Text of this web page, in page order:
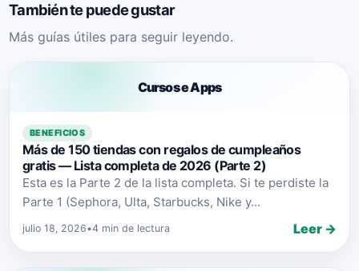
También te puede gustar
Más guías útiles para seguir leyendo.
Cursos e Apps
BENEFICIOS
Más de 150 tiendas con regalos de cumpleaños
gratis — Lista completa de 2026 (Parte 2)
Esta es la Parte 2 de la lista completa. Si te perdiste la
Parte 1 (Sephora, Ulta, Starbucks, Nike y...
julio 18, 2026•4 min de lectura Leer →